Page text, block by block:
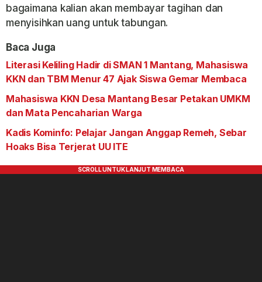
bagaimana kalian akan membayar tagihan dan
menyisihkan uang untuk tabungan.
Baca Juga
Literasi Keliling Hadir di SMAN 1 Mantang, Mahasiswa
KKN dan TBM Menur 47 Ajak Siswa Gemar Membaca
Mahasiswa KKN Desa Mantang Besar Petakan UMKM
dan Mata Pencaharian Warga
Kadis Kominfo: Pelajar Jangan Anggap Remeh, Sebar
Hoaks Bisa Terjerat UU ITE